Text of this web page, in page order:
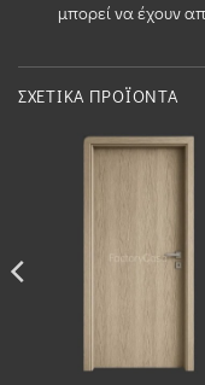
μπορεί να έχουν
ΣΧΕΤΙΚΆ ΠΡΟΪΌΝΤΑ